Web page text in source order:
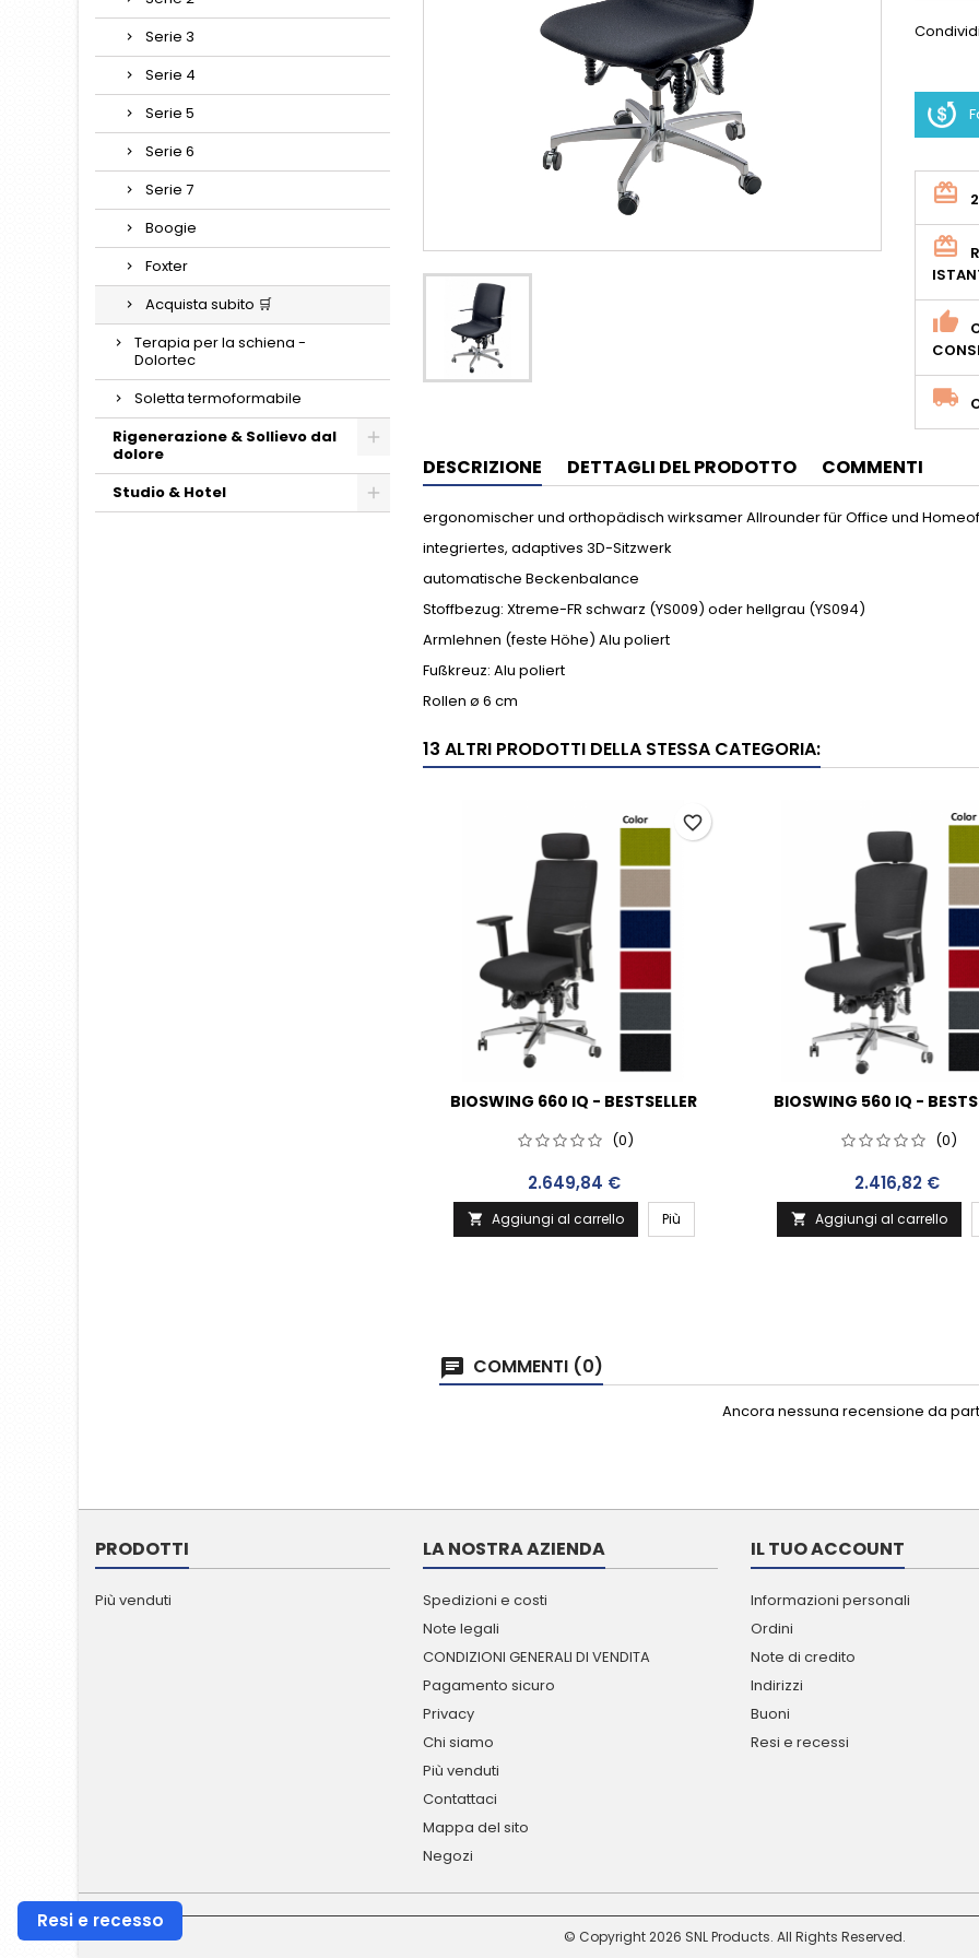
Serie 3
Serie 4
Serie 5
Serie 6
Serie 7
Boogie
Foxter
Acquista subito 🛒
Terapia per la schiena -
Dolortec
Soletta termoformabile
Rigenerazione & Sollievo dal
dolore
Studio & Hotel
Condividi
DESCRIZIONE DETTAGLI DEL PRODOTTO COMMENTI
ergonomischer und orthopädisch wirksamer Allrounder für Office und
integriertes, adaptives 3D-Sitzwerk
automatische Beckenbalance
Stoffbezug: Xtreme-FR schwarz (YS009) oder hellgrau (YS094)
Armlehnen (feste Höhe) Alu poliert
Fußkreuz: Alu poliert
Rollen ø 6 cm
13 ALTRI PRODOTTI DELLA STESSA CATEGORIA:
BIOSWING 660 IQ - BESTSELLER
(0)
Prezzo
2.649,84 €
 Aggiungi al carrello Più
favorite_border
BIOSWING 560 IQ -
(0)
Prezzo
2.416,82 €
 Aggiungi al carrello
COMMENTI (0)
Ancora nessuna recensione da
PRODOTTI
Più venduti
LA NOSTRA AZIENDA
Spedizioni e costi
Note legali
CONDIZIONI GENERALI DI VENDITA
Pagamento sicuro
Privacy
Chi siamo
Più venduti
Contattaci
Mappa del sito
Negozi
IL TUO ACCOUNT
Informazioni personali
Ordini
Note di credito
Indirizzi
Buoni
Resi e recessi
© Copyright 2026 SNL Products. All Rights Reserved.
Resi e recesso